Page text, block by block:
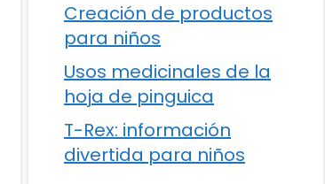
Creación de productos
para niños
Usos medicinales de la
hoja de pinguica
T-Rex: información
divertida para niños